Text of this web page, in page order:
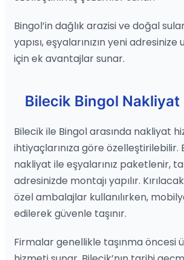
Bingol’in dağlık arazisi ve doğal
yapısı, eşyalarınızın yeni
için ek avantajlar sunar.
Bilecik Bingol
Bilecik ile Bingol arasında nakliyat
ihtiyaçlarınıza göre özelleştirilebilir.
nakliyat ile eşyalarınız paketlenir,
adresinizde montajı yapılır.
özel ambalajlar kullanılırken,
edilerek güvenle taşınır.
Firmalar genellikle taşınma öncesi